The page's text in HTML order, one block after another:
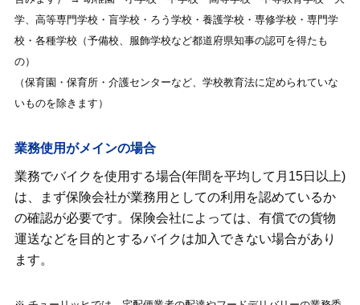
学、高等専門学校・盲学校・ろう学校・養護学校・専修学校・専門学
校・各種学校（予備校、服飾学校など都道府県知事の認可を得たも
の）
（保育園・保育所・介護センターなど、学校教育法に定められていな
いものを除きます）
業務使用がメインの場合
業務でバイクを使用する場合(年間を平均して月15日以上)
は、まず保険会社が業務用としての利用を認めているか
の確認が必要です。保険会社によっては、有償での貨物
運送などを目的とするバイクは加入できない場合があり
ます。